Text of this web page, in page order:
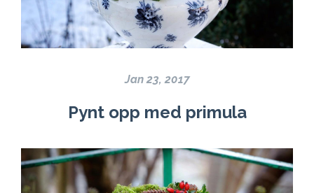
Jan 23, 2017
Pynt opp med primula